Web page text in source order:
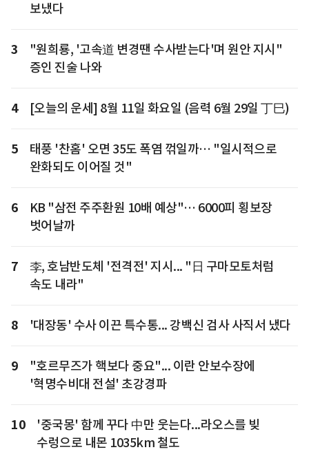
보냈다
3
"원희룡, '고속道 변경땐 수사받는다'며 원안 지시"
증인 진술 나와
4 [오늘의 운세] 8월 11일 화요일 (음력 6월 29일 丁巳)
5
태풍 '찬홈' 오면 35도 폭염 꺾일까… "일시적으로
완화되도 이어질 것"
6
KB "삼전 주주환원 10배 예상"… 6000피 횡보장
벗어날까
7
李, 호남반도체 '전격전' 지시... "日 구마모토처럼
속도 내라"
8 '대장동' 수사 이끈 특수통... 강백신 검사 사직서 냈다
9
"호르무즈가 핵보다 중요"... 이란 안보수장에
'혁명수비대 전설' 초강경파
10
'중국몽' 함께 꾸다 中만 웃는다...라오스를 빚
수렁으로 내몬 1035km 철도